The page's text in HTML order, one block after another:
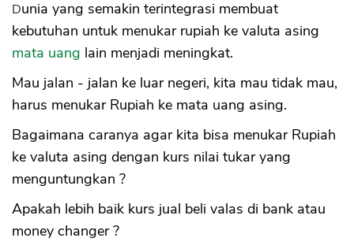
Dunia yang semakin terintegrasi membuat
kebutuhan untuk menukar rupiah ke valuta asing
mata uang lain menjadi meningkat.
Mau jalan - jalan ke luar negeri, kita mau tidak mau,
harus menukar Rupiah ke mata uang asing.
Bagaimana caranya agar kita bisa menukar Rupiah
ke valuta asing dengan kurs nilai tukar yang
menguntungkan ?
Apakah lebih baik kurs jual beli valas di bank atau
money changer ?